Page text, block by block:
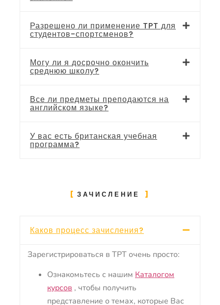
Разрешено ли применение TPT для
студентов-спортсменов?
Могу ли я досрочно окончить
среднюю школу?
Все ли предметы преподаются на
английском языке?
У вас есть британская учебная
программа?
ЗАЧИСЛЕНИЕ
Каков процесс зачисления?
Зарегистрироваться в TPT очень просто:
Ознакомьтесь с нашим Каталогом
курсов , чтобы получить
представление о темах, которые Вас